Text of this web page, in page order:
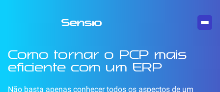
Como tornar o PCP mais
eficiente com um ERP
Não basta apenas conhecer todos os aspectos de um